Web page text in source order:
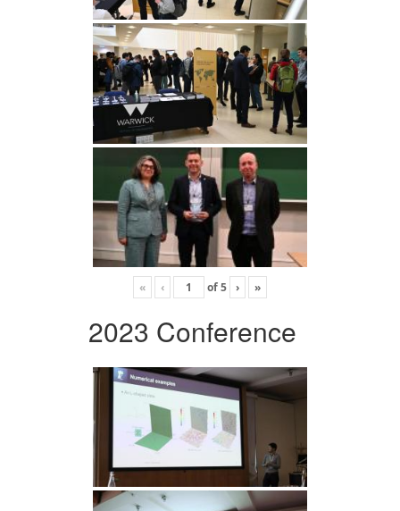
« ‹ of5 › »
2023 Conference